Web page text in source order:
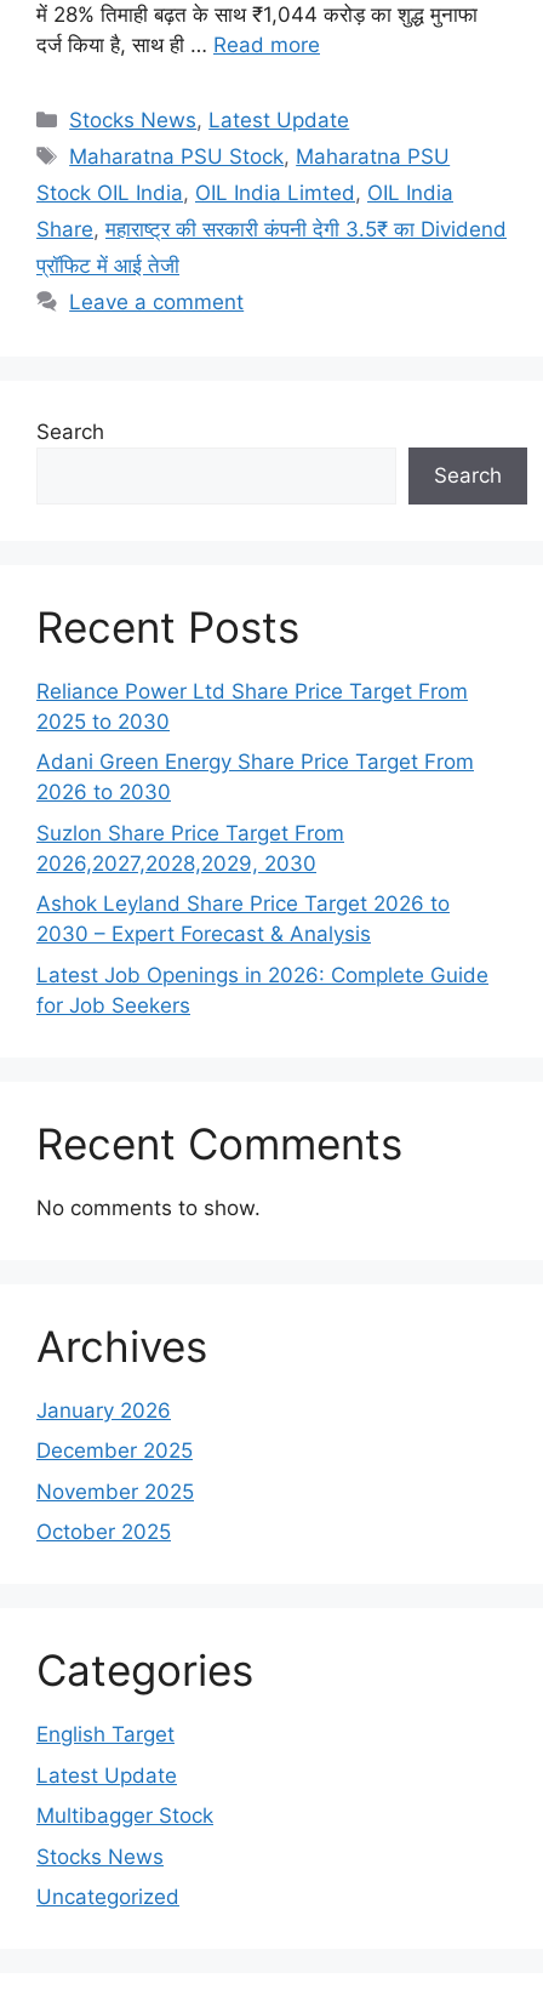
में 28% तिमाही बढ़त के साथ ₹1,044 करोड़ का शुद्ध मुनाफा
दर्ज किया है, साथ ही … Read more
Categories
Stocks News, Latest Update
Tags
Maharatna PSU Stock, Maharatna PSU
Stock OIL India, OIL India Limted , OIL India
Share,महाराष्ट्र की सरकारी कंपनी देगी 3.5₹ का Dividend
प्रॉफिट में आई तेजी
Leave a comment
Search
Search
Recent Posts
Reliance Power Ltd Share Price Target From
2025 to 2030
Adani Green Energy Share Price Target From
2026 to 2030
Suzlon Share Price Target From
2026,2027,2028,2029, 2030
Ashok Leyland Share Price Target 2026 to
2030 – Expert Forecast & Analysis
Latest Job Openings in 2026: Complete Guide
for Job Seekers
Recent Comments
No comments to show.
Archives
January 2026
December 2025
November 2025
October 2025
Categories
English Target
Latest Update
Multibagger Stock
Stocks News
Uncategorized